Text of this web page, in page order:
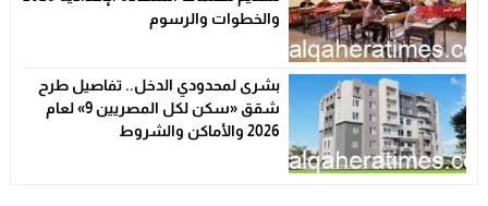
والخطوات والرسوم
بشرى لمحدودي الدخل.. تفاصيل طرح
شقق «سكن لكل المصريين 9» لعام
2026 والأماكن والشروط